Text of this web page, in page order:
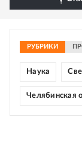
РУБРИКИ
Наука
Челябинская